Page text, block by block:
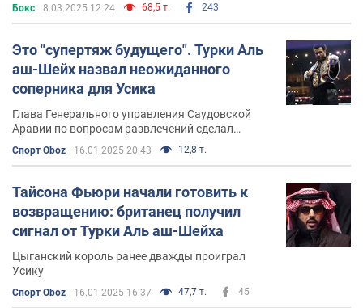
Бокс 8.03.2025 12:24 68,5 т. 243
Это "супертяж будущего". Турки Аль
аш-Шейх назвал неожиданного
соперника для Усика
Глава Генерального управления Саудовской
Аравии по вопросам развлечений сделал
Спорт Oboz 16.01.2025 20:43 12,8 т.
Тайсона Фьюри начали готовить к
возвращению: британец получил
сигнал от Турки Аль аш-Шейха
Цыганский король ранее дважды проиграл
Усику
Спорт Oboz 16.01.2025 16:37 47,7 т. 45